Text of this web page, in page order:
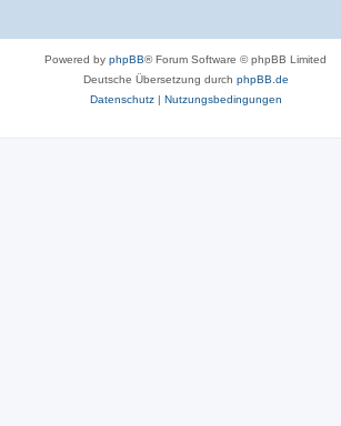
Powered by phpBB® Forum Software © phpBB Limited
Deutsche Übersetzung durch phpBB.de
Datenschutz| Nutzungsbedingungen